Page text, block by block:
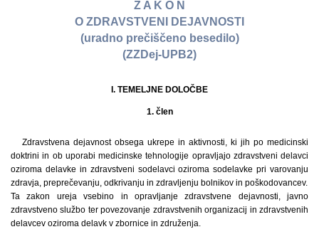
Z A K O N
O ZDRAVSTVENI DEJAVNOSTI
(uradno prečiščeno besedilo)
(ZZDej-UPB2)
I. TEMELJNE DOLOČBE
1. člen
Zdravstvena dejavnost obsega ukrepe in aktivnosti, ki jih po medicinski
doktrini in ob uporabi medicinske tehnologije opravljajo zdravstveni delavci
oziroma delavke in zdravstveni sodelavci oziroma sodelavke pri varovanju
zdravja, preprečevanju, odkrivanju in zdravljenju bolnikov in poškodovancev.
Ta zakon ureja vsebino in opravljanje zdravstvene dejavnosti, javno
zdravstveno službo ter povezovanje zdravstvenih organizacij in zdravstvenih
delavcev oziroma delavk v zbornice in združenja.